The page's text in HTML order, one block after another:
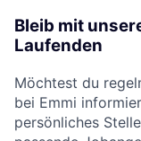
Bleib mit
Laufenden
Möchtest du
bei Emmi
persönliches